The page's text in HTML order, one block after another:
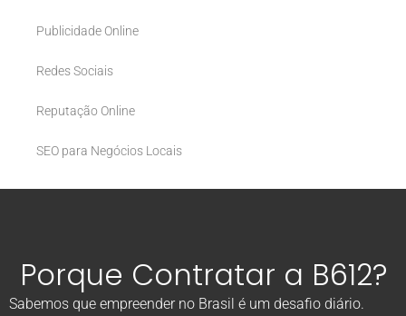
Publicidade Online
Redes Sociais
Reputação Online
SEO para Negócios Locais
Porque Contratar a B612?
Sabemos que empreender no Brasil é um desafio diário.